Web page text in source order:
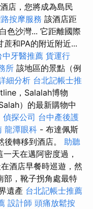
店，您將成為島民
按摩服務 該酒店距
色沙灣... 它距離國際
和PA的附近附近...
中牙醫推薦 貨運行
所 該地區的景點（例
細分析 台北記帳士推
，Salalah博物
）的最新購物中
偵探公司 台中產後護
龍潭眼科 - 布達佩斯
轉移到酒店。 助聽
天在邁阿密度過，
酒店早餐時巡遊，然
部，靴子拐角處最特
遺產 台北記帳士推薦
設計師 頭痛放鬆按